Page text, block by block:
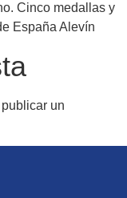
Cinco medallas y
España Alevín
un